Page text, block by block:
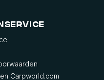
Carpworld.com